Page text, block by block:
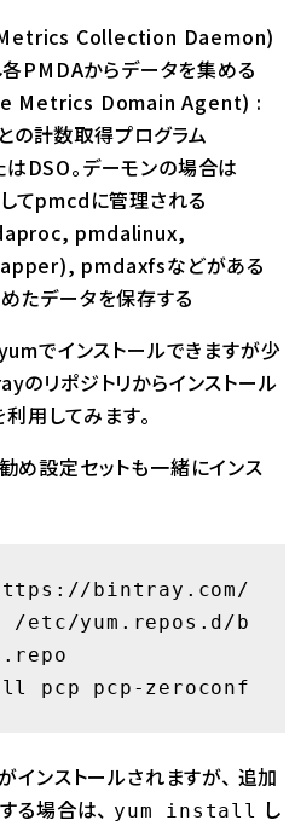
Collection Daemon)
PMDAからデータを集める
Metrics Domain Agent) :
の計数取得プログラム
DSO。デーモンの場合は
てpmcdに管理される
pmdalinux,
pmdaxfsなどがある
たデータを保存する
でインストールできますが少
のリポジトリからインストール
用してみます。
め設定セットも一緒にインス
bintray.com/
/etc/yum.repos.d/b
pcp pcp-zeroconf
インストールされますが、 追加
る場合は、 yum install
し